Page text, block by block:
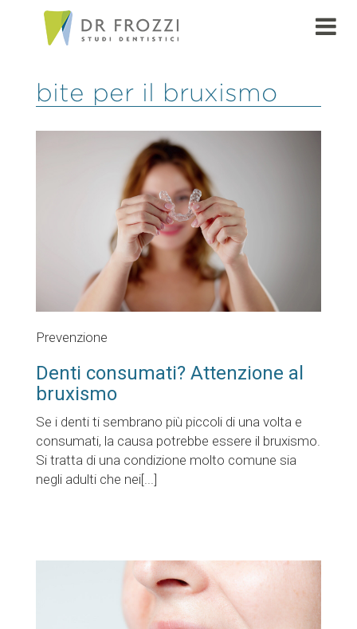
bite per il bruxismo
Prevenzione
Denti consumati? Attenzione al
bruxismo
Se i denti ti sembrano più piccoli di una volta e
consumati, la causa potrebbe essere il bruxismo.
Si tratta di una condizione molto comune sia
negli adulti che nei[...]